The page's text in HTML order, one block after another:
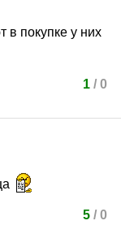
покупке у них
1/ 0
5/ 0